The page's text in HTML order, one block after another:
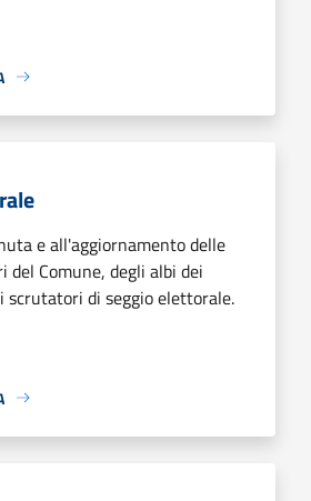
e all'aggiornamento delle
Comune, degli albi dei
scrutatori di seggio elettorale.